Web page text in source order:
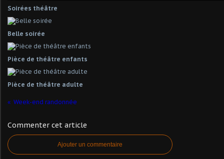
Soirées théâtre
Belle soirée
Pièce de théâtre enfants
Pièce de théâtre adulte
Week-end randonnée
Commenter cet article
Ajouter un commentaire